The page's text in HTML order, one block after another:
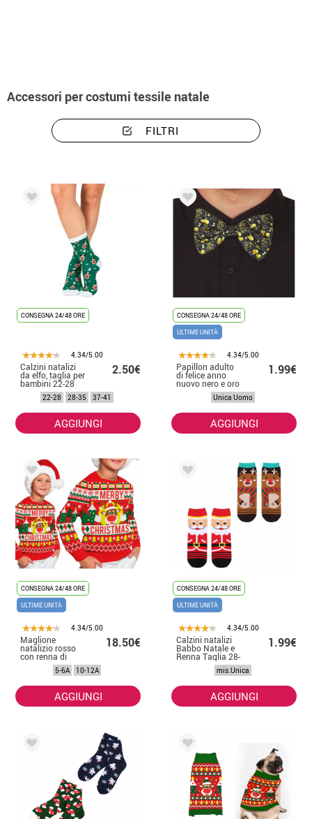
Accessori per costumi tessile natale
FILTRI
CONSEGNA 24/48 ORE
4.34/5.00
Calzini natalizi
da elfo, taglia per
bambini 22-28
2.50€
22-28 28-35 37-41
AGGIUNGI
CONSEGNA 24/48 ORE
ULTIME UNITÀ
4.34/5.00
Papillon adulto
di felice anno
nuovo nero e oro
1.99€
Unica Uomo
AGGIUNGI
CONSEGNA 24/48 ORE
ULTIME UNITÀ
4.34/5.00
Maglione
natalizio rosso
con renna di
Buon Natale per
18.50€
5-6A 10-12A
AGGIUNGI
CONSEGNA 24/48 ORE
ULTIME UNITÀ
4.34/5.00
Calzini natalizi
Babbo Natale e
Renna Taglia 28-
35 in modelli
assortiti per
1.99€
mis.Unica
AGGIUNGI